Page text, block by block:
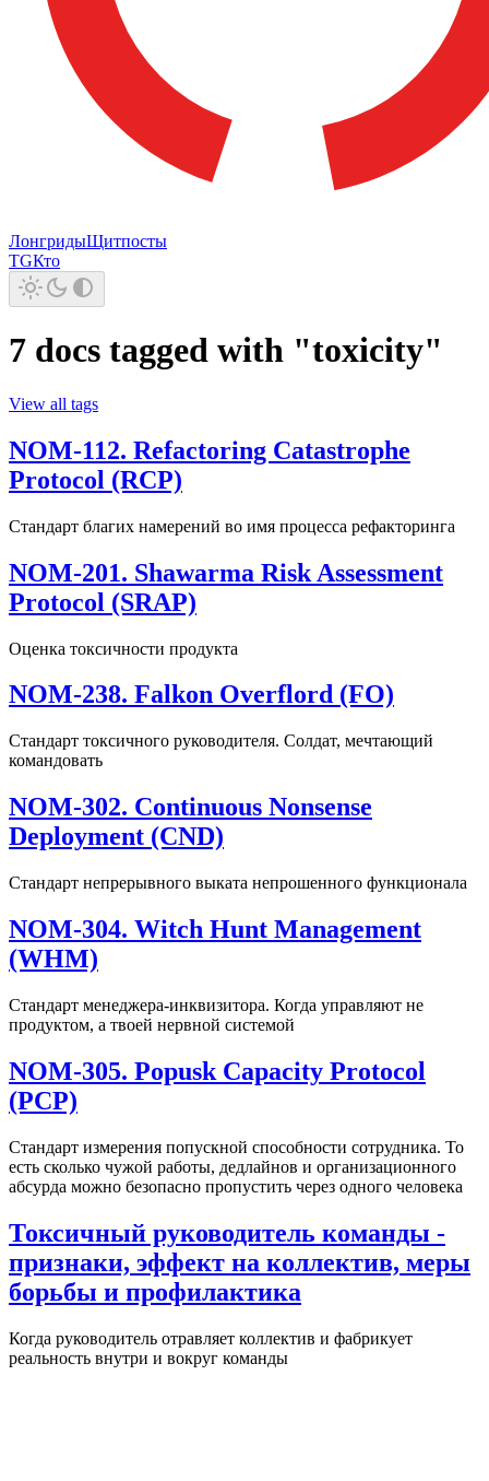
ЛонгридыЩитпосты
TGКто
7 docs tagged with "toxicity"
View all tags
NOM-112. Refactoring Catastrophe
Protocol (RCP)
Стандарт благих намерений во имя процесса рефакторинга
NOM-201. Shawarma Risk Assessment
Protocol (SRAP)
Оценка токсичности продукта
NOM-238. Falkon Overflord (FO)
Стандарт токсичного руководителя. Солдат, мечтающий
командовать
NOM-302. Continuous Nonsense
Deployment (CND)
Стандарт непрерывного выката непрошенного функционала
NOM-304. Witch Hunt Management
(WHM)
Стандарт менеджера-инквизитора. Когда управляют не
продуктом, а твоей нервной системой
NOM-305. Popusk Capacity Protocol
(PCP)
Стандарт измерения попускной способности сотрудника. То
есть сколько чужой работы, дедлайнов и организационного
абсурда можно безопасно пропустить через одного человека
Токсичный руководитель команды -
признаки, эффект на коллектив, меры
борьбы и профилактика
Когда руководитель отравляет коллектив и фабрикует
реальность внутри и вокруг команды